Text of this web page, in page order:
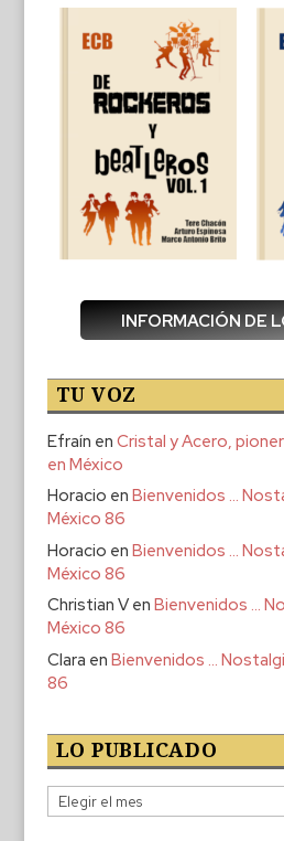
INFORMACIÓN DE
TU VOZ
Efraín en Cristal y Acero,
en México
Horacio en Bienvenidos …
México 86
Horacio en Bienvenidos …
México 86
Christian Ven Bienvenidos …
México 86
Clara en Bienvenidos …
86
LO PUBLICADO
Lo
publicado